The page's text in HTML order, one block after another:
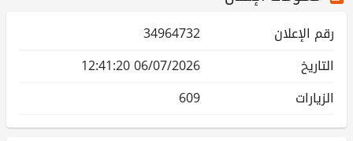
رقم الإعلان
34964732
التاريخ
06/07/2026 12:41:20
الزيارات
609